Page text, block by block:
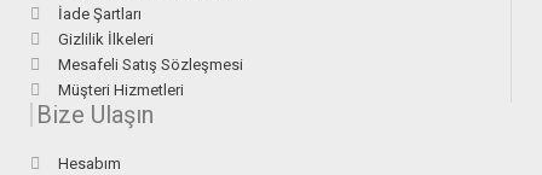
İade Şartları
Gizlilik İlkeleri
Mesafeli Satış Sözleşmesi
Müşteri Hizmetleri
Bize Ulaşın
Hesabım